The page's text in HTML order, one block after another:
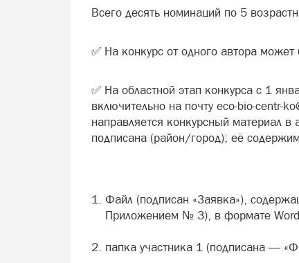
Всего десять номинаций по 5
✅ На конкурс от одного автора
✅ На областной этап конкурса с 1
включительно на почту eco-bio-centr-
направляется конкурсный материал
подписана (район/город); её
Файл (подписан «Заявка»),
Приложением № 3), в формате
папка участника 1 (подписана —